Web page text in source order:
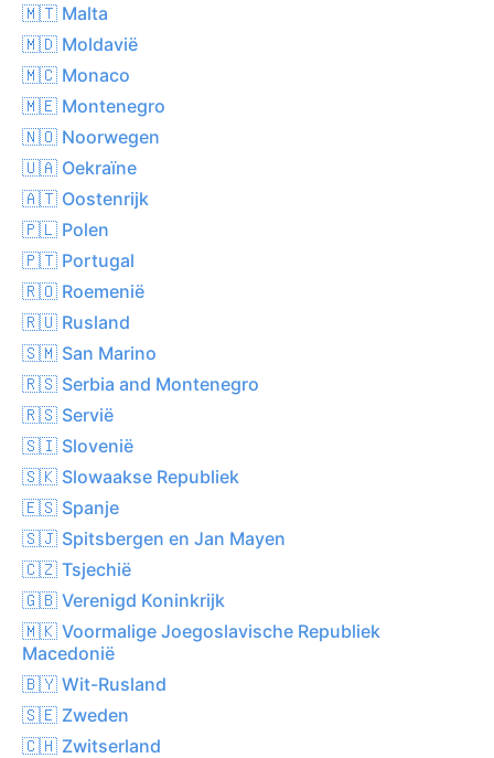
🇲🇹 Malta
🇲🇩 Moldavië
🇲🇨 Monaco
🇲🇪 Montenegro
🇳🇴 Noorwegen
🇺🇦 Oekraïne
🇦🇹 Oostenrijk
🇵🇱 Polen
🇵🇹 Portugal
🇷🇴 Roemenië
🇷🇺 Rusland
🇸🇲 San Marino
🇷🇸 Serbia and Montenegro
🇷🇸 Servië
🇸🇮 Slovenië
🇸🇰 Slowaakse Republiek
🇪🇸 Spanje
🇸🇯 Spitsbergen en Jan Mayen
🇨🇿 Tsjechië
🇬🇧 Verenigd Koninkrijk
🇲🇰 Voormalige Joegoslavische Republiek
Macedonië
🇧🇾 Wit-Rusland
🇸🇪 Zweden
🇨🇭 Zwitserland